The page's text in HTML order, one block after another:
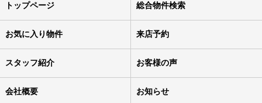
トップページ 総合物件検索
お気に入り物件 来店予約
スタッフ紹介 お客様の声
会社概要 お知らせ